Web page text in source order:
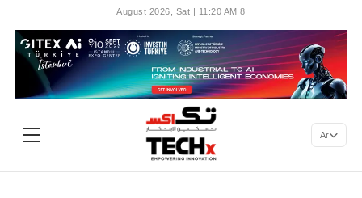
8 August 2026, Sat | 11:20 AM
Ar